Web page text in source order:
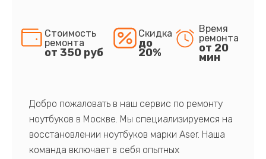
Стоимость
ремонта
от 350 руб
Скидка
до
20%
Время
ремонта
от 20
мин
Добро пожаловать в наш сервис по ремонту
ноутбуков в Москве. Мы специализируемся на
восстановлении ноутбуков марки Aser. Наша
команда включает в себя опытных